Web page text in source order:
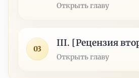
Открыть главу
03
III. [Рецензия
Открыть главу